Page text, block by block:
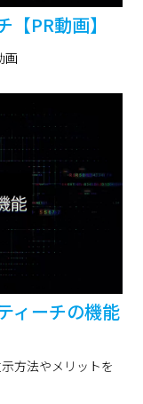
PR動画】
画
ィーチの機能
方法やメリットを